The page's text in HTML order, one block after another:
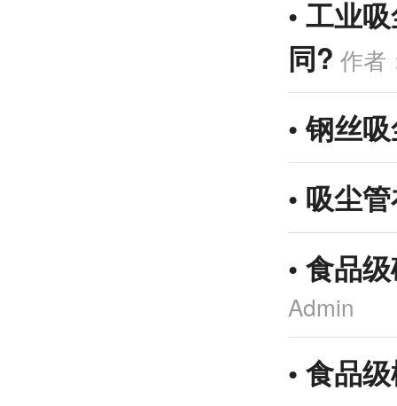
• 工业
同? 作者
•钢丝
• 吸尘
• 食品
Admin
• 食品